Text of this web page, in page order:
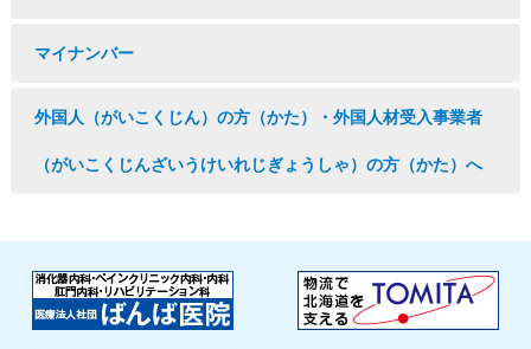
マイナンバー
外国人（がいこくじん）の方（かた）・外国人材受入事業者
（がいこくじんざいうけいれじぎょうしゃ）の方（かた）へ